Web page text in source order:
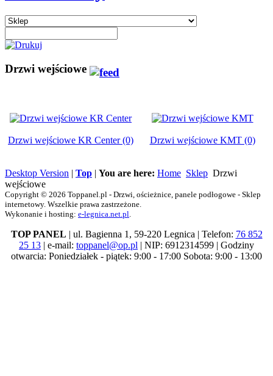
Drzwi wejściowe
Drzwi wejściowe KR Center (0) Drzwi wejściowe KMT (0)
Desktop Version | Top | You are here: Home Sklep Drzwi
wejściowe
Copyright © 2026 Toppanel.pl - Drzwi, ościeżnice, panele podłogowe - Sklep
internetowy. Wszelkie prawa zastrzeżone.
Wykonanie i hosting: e-legnica.net.pl
TOP PANEL | ul. Bagienna 1, 59-220 Legnica | Telefon: 76 852
25 13 | e-mail: toppanel@op.pl | NIP: 6912314599 | Godziny
otwarcia: Poniedziałek - piątek: 9:00 - 17:00 Sobota: 9:00 - 13:00